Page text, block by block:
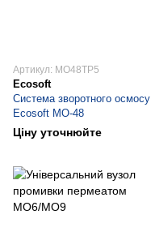
Артикул: MO48TP5
Ecosoft
Система зворотного осмосу
Ecosoft МО-48
Ціну уточнюйте